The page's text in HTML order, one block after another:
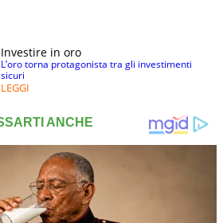
Investire in oro
L’oro torna protagonista tra gli investimenti
sicuri
LEGGI